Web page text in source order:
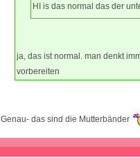
HI is das normal das der
ja, das ist normal. man denkt
vorbereiten
Genau- das sind die Mutterbänder